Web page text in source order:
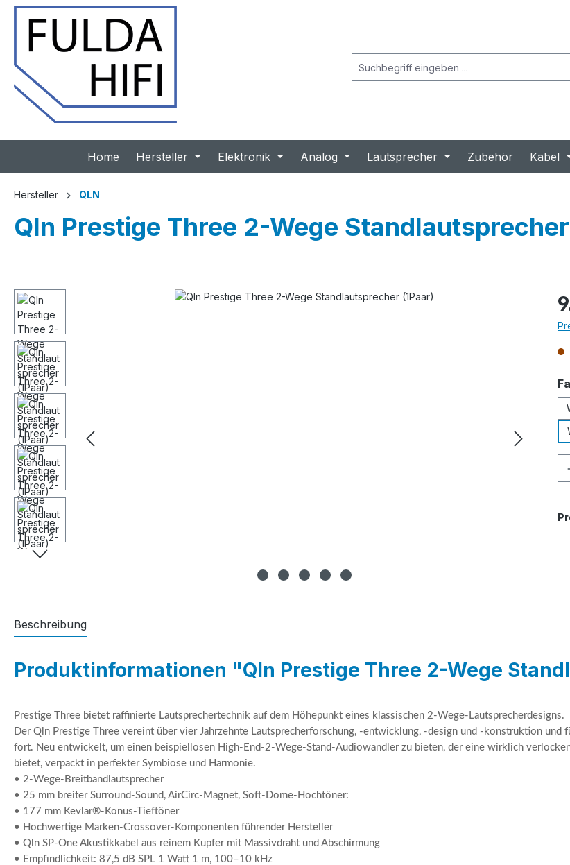
Home Hersteller Elektronik Analog Lautsprecher Zubehör Kabel
Hersteller QLN
Qln Prestige Three 2-Wege
Bildergalerie überspringen
Beschreibung
Produktinformationen "Qln Prestige Three 2-Wege
Prestige Three bietet raffinierte Lautsprechertechnik auf dem Höhepunkt eines klassischen 2-Wege-Lautsprecherdesigns.
Der Qln Prestige Three vereint über vier Jahrzehnte Lautsprecherforschung, -entwicklung, -design und -konstruktion und
fort. Neu entwickelt, um einen beispiellosen High-End-2-Wege-Stand-Audiowandler zu bieten, der eine wirklich
bietet, verpackt in perfekter Symbiose und Harmonie.
• 2-Wege-Breitbandlautsprecher
• 25 mm breiter Surround-Sound, AirCirc-Magnet, Soft-Dome-Hochtöner:
• 177 mm Kevlar®-Konus-Tieftöner
• Hochwertige Marken-Crossover-Komponenten führender Hersteller
• Qln SP-One Akustikkabel aus reinem Kupfer mit Massivdraht und Abschirmung
• Empfindlichkeit: 87,5 dB SPL 1 Watt 1 m, 100–10 kHz